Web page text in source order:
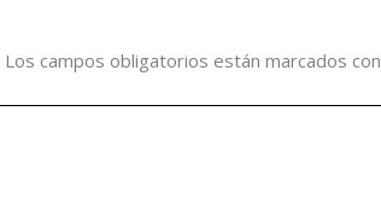
Los campos obligatorios están marcados con